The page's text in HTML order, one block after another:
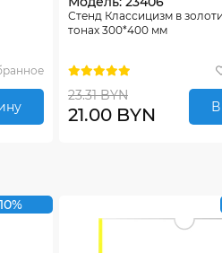
Стенд Классицизм в
тонах 300*400 мм
23.31 BYN
21.00 BYN